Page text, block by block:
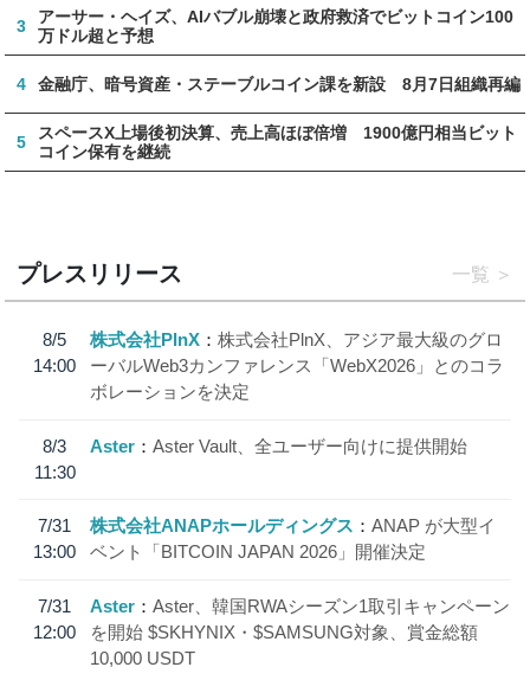
3
アーサー・ヘイズ、AIバブル崩壊と政府救済でビットコイン100
万ドル超と予想
4 金融庁、暗号資産・ステーブルコイン課を新設 8月7日組織再編
5
スペースX上場後初決算、売上高ほぼ倍増 1900億円相当ビット
コイン保有を継続
プレスリリース 一覧
8/5
14:00
株式会社PlnX
株式会社PlnX、アジア最大級のグロ
ーバルWeb3カンファレンス「WebX2026」とのコラ
ボレーションを決定
8/3
11:30
Aster Aster Vault、全ユーザー向けに提供開始
7/31
13:00
株式会社ANAPホールディングス
ANAP が大型イ
ベント「BITCOIN JAPAN 2026」開催決定
7/31
12:00
Aster
Aster、韓国RWAシーズン1取引キャンペーン
を開始 $SKHYNIX・$SAMSUNG対象、賞金総額
10,000 USDT